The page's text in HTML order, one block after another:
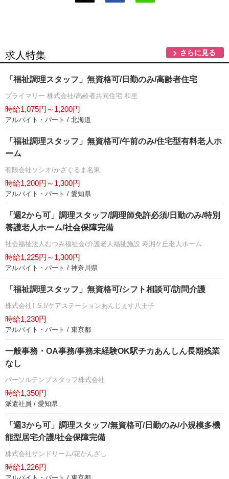
求人特集 さらに見る
「福祉調理スタッフ」無資格可/日勤のみ/高齢者住宅
プライマリー 株式会社/高齢者共同住宅 和里
時給1,075円～1,200円
アルバイト・パート / 北海道
「福祉調理スタッフ」無資格可/午前のみ/住宅型有料老人ホ
ーム
有限会社ソシオ/かざぐるま名東
時給1,200円～1,300円
アルバイト・パート / 愛知県
「週2から可」調理スタッフ/調理師免許必須/日勤のみ/特別
養護老人ホーム/社会保障完備
社会福祉法人むつみ福祉会/介護老人福祉施設 寿湘ケ丘老人ホーム
時給1,225円～1,300円
アルバイト・パート / 神奈川県
「福祉調理スタッフ」無資格可/シフト相談可/訪問介護
株式会社T.S.I/ケアステーションあんじぇす八王子
時給1,230円
アルバイト・パート / 東京都
一般事務・OA事務/事務未経験OK駅チカあんしん長期残業
なし
パーソルテンプスタッフ株式会社
時給1,350円
派遣社員 / 愛知県
「週3から可」調理スタッフ/無資格可/日勤のみ/小規模多機
能型居宅介護/社会保障完備
株式会社サンドリーム/花かんざし
時給1,226円